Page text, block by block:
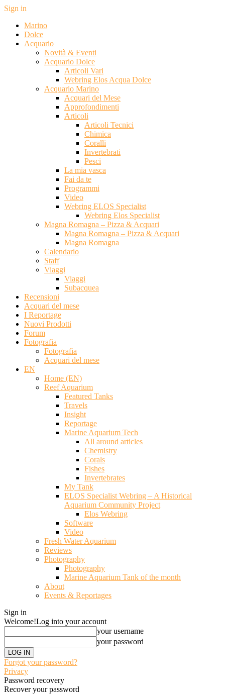
Sign in
Marino
Dolce
Acquario
Novità & Eventi
Acquario Dolce
Articoli Vari
Webring Elos Acqua Dolce
Acquario Marino
Acquari del Mese
Approfondimenti
Articoli
Articoli Tecnici
Chimica
Coralli
Invertebrati
Pesci
La mia vasca
Fai da te
Programmi
Video
Webring ELOS Specialist
Webring Elos Specialist
Magna Romagna – Pizza & Acquari
Magna Romagna – Pizza & Acquari
Magna Romagna
Calendario
Staff
Viaggi
Viaggi
Subacquea
Recensioni
Acquari del mese
I Reportage
Nuovi Prodotti
Forum
Fotografia
Fotografia
Acquari del mese
EN
Home (EN)
Reef Aquarium
Featured Tanks
Travels
Insight
Reportage
Marine Aquarium Tech
All around articles
Chemistry
Corals
Fishes
Invertebrates
My Tank
ELOS Specialist Webring – A Historical
Aquarium Community Project
Elos Webring
Software
Video
Fresh Water Aquarium
Reviews
Photography
Photography
Marine Aquarium Tank of the month
About
Events & Reportages
Sign in
Welcome!Log into your account
your username
your password
Forgot your password?
Privacy
Password recovery
Recover your password